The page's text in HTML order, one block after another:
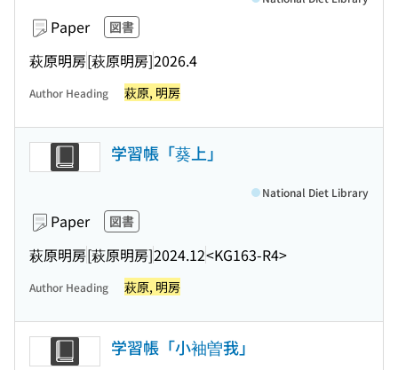
Paper 図書
萩原明房[萩原明房]2026.4
Author Heading 萩原, 明房
学習帳「葵上」
Paper 図書
萩原明房[萩原明房]2024.12<KG163-R4>
National Diet Library
Author Heading 萩原, 明房
学習帳「小袖曽我」